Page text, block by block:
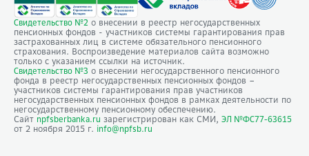
Свидетельство №2 о внесении в реестр негосударственных
пенсионных фондов - участников системы гарантирования прав
застрахованных лиц в системе обязательного пенсионного
страхования. Воспроизведение материалов сайта возможно
только с указанием ссылки на источник.
Свидетельство №3 о внесении негосударственного пенсионного
фонда в реестр негосударственных пенсионных фондов –
участников системы гарантирования прав участников
негосударственных пенсионных фондов в рамках деятельности по
негосударственному пенсионному обеспечению.
Сайт npfsberbanka.ru зарегистрирован как СМИ, ЭЛ №ФС77-63615
от 2 ноября 2015 г. info@npfsb.ru